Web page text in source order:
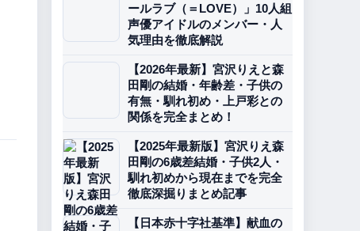
ールラブ（＝LOVE）」10人組
声優アイドルのメンバー・人
気理由を徹底解説
【2026年最新】宮沢りえと森
田剛の結婚・年齢差・子供の
有無・馴れ初め・上戸彩との
関係を完全まとめ！
【2025年最新版】宮沢りえ森
田剛の6歳差結婚・子供2人・
馴れ初めから現在までを完全
徹底深掘りまとめ記事
【日本赤十字社基準】献血の